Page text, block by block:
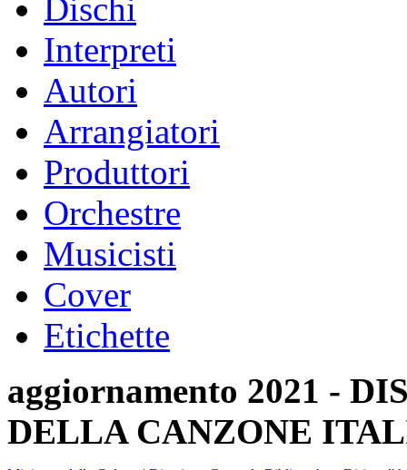
Dischi
Interpreti
Autori
Arrangiatori
Produttori
Orchestre
Musicisti
Cover
Etichette
aggiornamento 2021 -
DELLA CANZONE